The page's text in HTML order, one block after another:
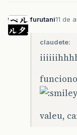
furutani11 de
claudete:
valeu,